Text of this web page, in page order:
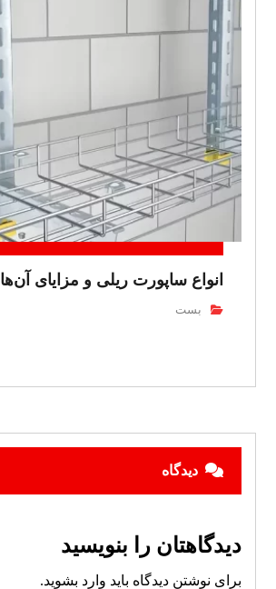
انواع ساپورت ریلی و مزایای آن‌ها
بست
دیدگاه
دیدگاهتان را بنویسید
برای نوشتن دیدگاه باید وارد بشوید.